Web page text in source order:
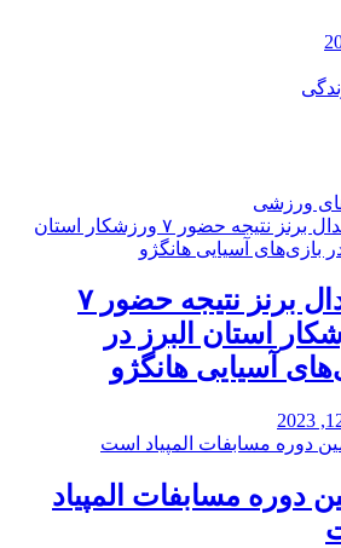
ورزشی
۲ مدال برنز نتیجه حضور ۷
استان البرز در
آسیایی هانگژو
دوره مسابفات المپیاد